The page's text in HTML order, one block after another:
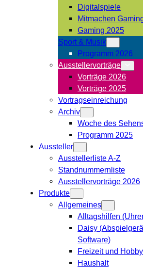
Digitalspiele
Mitmachen
Gaming 2025
Sport & Musik
Programm 2026
Ausstellervorträge
Vorträge 2026
Vorträge 2025
Vortragseinreichung
Archiv
Woche des
Programm 2025
Aussteller
Ausstellerliste A-Z
Standnummernliste
Ausstellervorträge 2026
Produkte
Allgemeines
Alltagshilfen
Daisy
Software)
Freizeit und Hobby
Haushalt